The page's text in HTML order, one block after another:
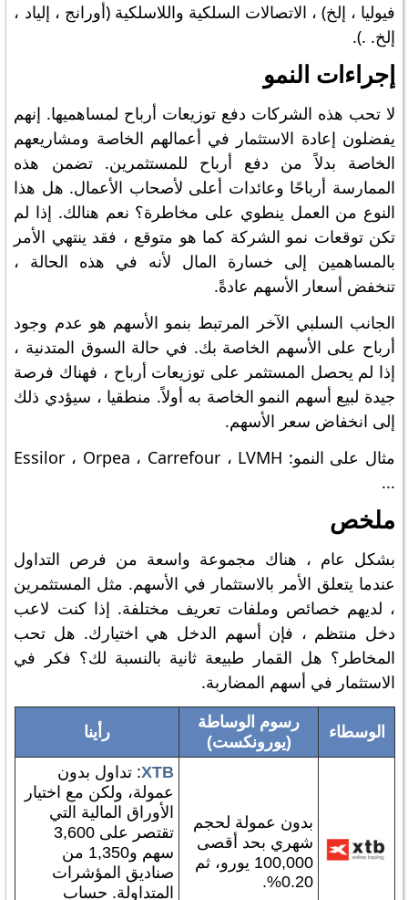
فيوليا ، إلخ) ، الاتصالات السلكية واللاسلكية (أورانج ، إلياد ،
إلخ. .).
إجراءات النمو
لا تحب هذه الشركات دفع توزيعات أرباح لمساهميها. إنهم
يفضلون إعادة الاستثمار في أعمالهم الخاصة ومشاريعهم
الخاصة بدلاً من دفع أرباح للمستثمرين. تضمن هذه
الممارسة أرباحًا وعائدات أعلى لأصحاب الأعمال. هل هذا
النوع من العمل ينطوي على مخاطرة؟ نعم هنالك. إذا لم
تكن توقعات نمو الشركة كما هو متوقع ، فقد ينتهي الأمر
بالمساهمين إلى خسارة المال لأنه في هذه الحالة ،
تنخفض أسعار الأسهم عادةً.
الجانب السلبي الآخر المرتبط بنمو الأسهم هو عدم وجود
أرباح على الأسهم الخاصة بك. في حالة السوق المتدنية ،
إذا لم يحصل المستثمر على توزيعات أرباح ، فهناك فرصة
جيدة لبيع أسهم النمو الخاصة به أولاً. منطقيا ، سيؤدي ذلك
إلى انخفاض سعر الأسهم.
مثال على النمو: Essilor ، Orpea ، Carrefour ، LVMH
...
ملخص
بشكل عام ، هناك مجموعة واسعة من فرص التداول
عندما يتعلق الأمر بالاستثمار في الأسهم. مثل المستثمرين
، لديهم خصائص وملفات تعريف مختلفة. إذا كنت لاعب
دخل منتظم ، فإن أسهم الدخل هي اختيارك. هل تحب
المخاطر؟ هل القمار طبيعة ثانية بالنسبة لك؟ فكر في
الاستثمار في أسهم المضاربة.
الوسطاء
رسوم الوساطة
(يورونكست)
رأينا
بدون عمولة لحجم
شهري بحد أقصى
100,000 يورو، ثم
0.20%.
XTB: تداول بدون
عمولة، ولكن مع اختيار
الأوراق المالية التي
تقتصر على 3,600
سهم و1,350 من
صناديق المؤشرات
المتداولة. حساب